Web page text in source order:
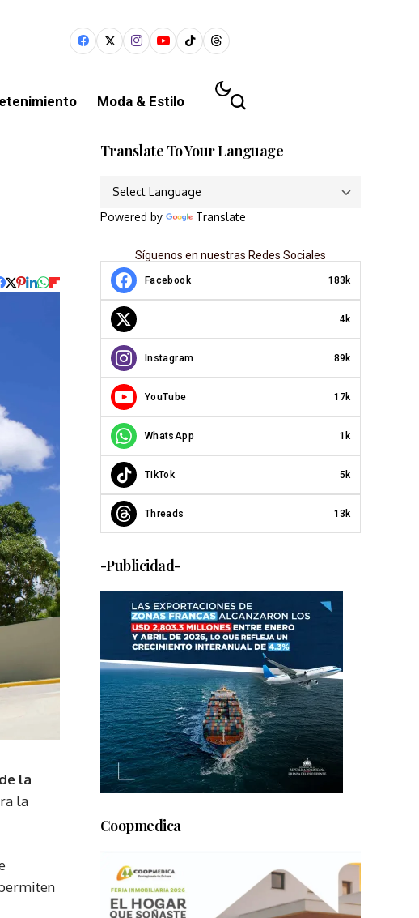
Moda & Estilo
la
la
Translate To Your Language
Powered by Translate
Síguenos en nuestras Redes Sociales
Facebook 183k
4k
Instagram 89k
YouTube 17k
WhatsApp 1k
TikTok 5k
Threads 13k
-Publicidad-
Coopmedica